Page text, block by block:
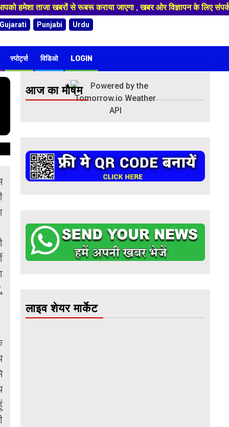
ताजा खबरों से रूबरू कराया जाएगा , खबर ओर विज्ञापन के लिए
Gujarati Punjabi Urdu
स्पोर्ट्स विडिओ LOGIN -
आज का मौषम
लाइव शेयर मार्केट